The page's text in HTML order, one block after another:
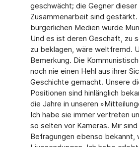
geschwächt; die Gegner dieser
Zusammenarbeit sind gestärkt.
bürgerlichen Medien wurde
Und es ist deren Geschäft, zu
zu beklagen, wäre weltfremd.
Bemerkung. Die
noch nie einen Hehl aus ihrer
Geschichte gemacht. Unsere
Positionen sind hinlänglich
die Jahre in unseren
Ich habe sie immer vertreten
so selten vor Kameras. Mir
Befragungen ebenso bekannt,